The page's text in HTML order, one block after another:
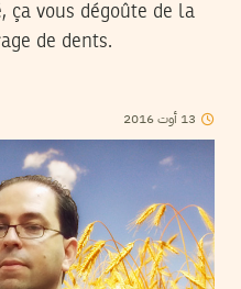
ça vous dégoûte de la
de dents.
13 أوت2016